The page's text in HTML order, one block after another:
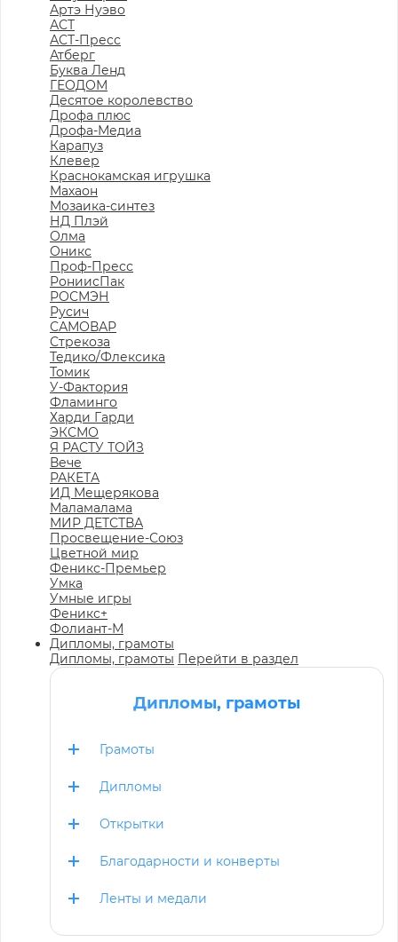
Артэ Нуэво
АСТ
АСТ-Пресс
Атберг
Буква Ленд
ГЕОДОМ
Десятое королевство
Дрофа плюс
Дрофа-Медиа
Карапуз
Клевер
Краснокамская игрушка
Махаон
Мозаика-синтез
НД Плэй
Олма
Оникс
Проф-Пресс
РониисПак
РОСМЭН
Русич
САМОВАР
Стрекоза
Тедико/Флексика
Томик
У-Фактория
Фламинго
Харди Гарди
ЭКСМО
Я РАСТУ ТОЙЗ
Вече
РАКЕТА
ИД Мещерякова
Маламалама
МИР ДЕТСТВА
Просвещение-Союз
Цветной мир
Феникс-Премьер
Умка
Умные игры
Феникс+
Фолиант-М
Дипломы, грамоты
Дипломы, грамоты Перейти в раздел
Дипломы, грамоты
Грамоты
Дипломы
Открытки
Благодарности и конверты
Ленты и медали